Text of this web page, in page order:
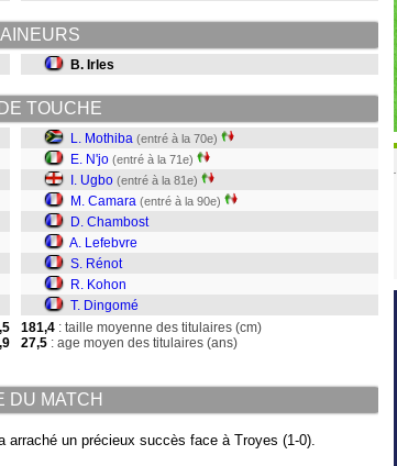
B. Irles
TOUCHE
L. Mothiba (entré à la 70e)
E. N'jo (entré à la 71e)
I. Ugbo (entré à la 81e)
M. Camara (entré à la 90e)
D. Chambost
A. Lefebvre
S. Rénot
R. Kohon
T. Dingomé
181,4 : taille moyenne des titulaires (cm)
27,5 : age moyen des titulaires (ans)
DU MATCH
arraché un précieux succès face à Troyes (1-0).